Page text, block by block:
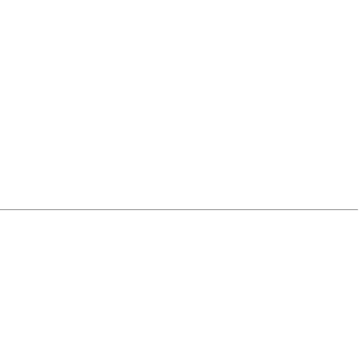
22:00 uur.
gedefinieerde
door een
pas de
niet
op de pagina
automatisch